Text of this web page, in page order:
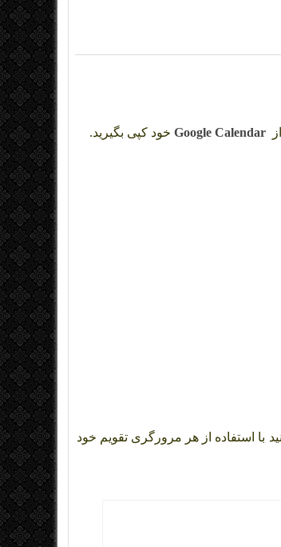
Google Calendarخود کپی بگیرید.
با استفاده از هر مرورگری تقویم خود